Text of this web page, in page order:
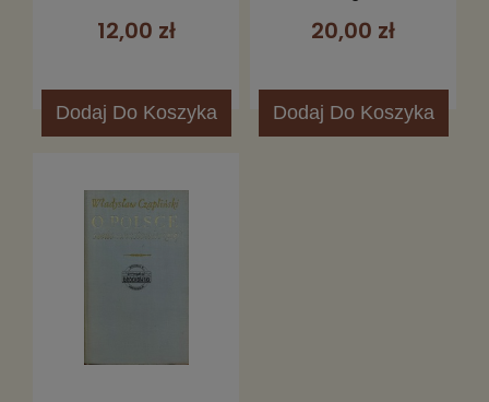
12,00 zł
Dodaj Do Koszyka
20,00 zł
Dodaj Do Koszyka